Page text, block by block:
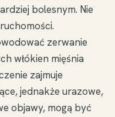
bolesnym. Nie
zerwanie
włókien mięśnia
zajmuje
jednakże urazowe,
objawy, mogą być